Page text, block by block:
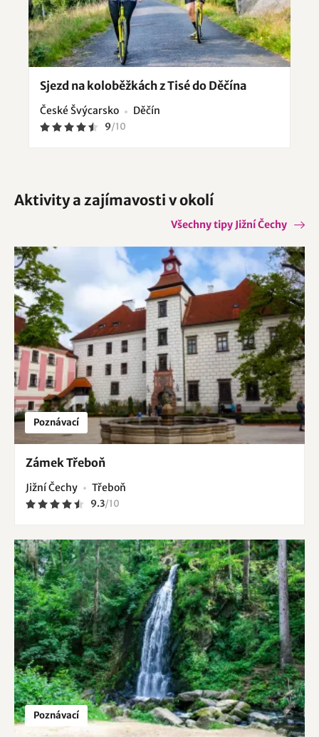
Sjezd na koloběžkách z Tisé do Děčína
České Švýcarsko Děčín
9/10
Aktivity a zajímavosti v okolí
Všechny tipy Jižní Čechy
Poznávací
Zámek Třeboň
Jižní Čechy Třeboň
9.3/10
Poznávací